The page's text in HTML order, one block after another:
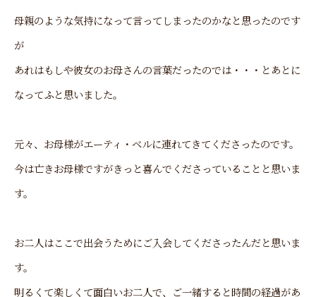
母親のような気持になって言ってしまったのかなと思ったのです
が
あれはもしや彼女のお母さんの言葉だったのでは・・・とあとに
なってふと思いました。
元々、お母様がエーティ・ベルに連れてきてくださったのです。
今は亡きお母様ですがきっと喜んでくださっていることと思いま
す。
お二人はここで出会うためにご入会してくださったんだと思いま
す。
明るくて楽しくて面白いお二人で、ご一緒すると時間の経過があ